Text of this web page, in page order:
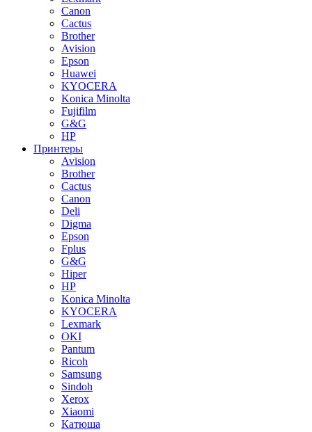
Canon
Cactus
Brother
Avision
Epson
Huawei
KYOCERA
Konica Minolta
Fujifilm
G&G
HP
Принтеры
Avision
Brother
Cactus
Canon
Deli
Digma
Epson
Fplus
G&G
Hiper
HP
Konica Minolta
KYOCERA
Lexmark
OKI
Pantum
Ricoh
Samsung
Sindoh
Xerox
Xiaomi
Катюша